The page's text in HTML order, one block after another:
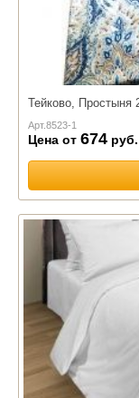
Тейково, Простыня
Арт.8523-1
Цена от 674 руб.